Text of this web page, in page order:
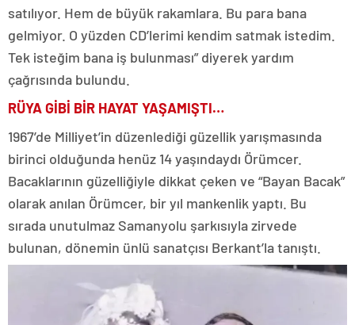
satılıyor. Hem de büyük rakamlara. Bu para bana
gelmiyor. O yüzden CD’lerimi kendim satmak istedim.
Tek isteğim bana iş bulunması” diyerek yardım
çağrısında bulundu.
RÜYA GİBİ BİR HAYAT YAŞAMIŞTI…
1967’de Milliyet’in düzenlediği güzellik yarışmasında
birinci olduğunda henüz 14 yaşındaydı Örümcer.
Bacaklarının güzelliğiyle dikkat çeken ve “Bayan Bacak”
olarak anılan Örümcer, bir yıl mankenlik yaptı. Bu
sırada unutulmaz Samanyolu şarkısıyla zirvede
bulunan, dönemin ünlü sanatçısı Berkant’la tanıştı.